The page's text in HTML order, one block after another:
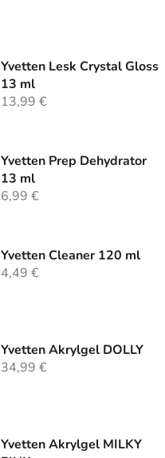
Yvetten Lesk Crystal Gloss
13 ml
13,99 €
Yvetten Prep Dehydrator
13 ml
6,99 €
Yvetten Cleaner 120 ml
4,49 €
Yvetten Akrylgel DOLLY
34,99 €
Yvetten Akrylgel MILKY